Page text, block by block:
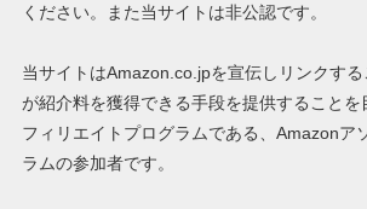
ください。また当サイトは非公認です。
当サイトはAmazon.co.jpを宣伝しリンクす
が紹介料を獲得できる手段を提供することを
フィリエイトプログラムである、Amazonア
ラムの参加者です。